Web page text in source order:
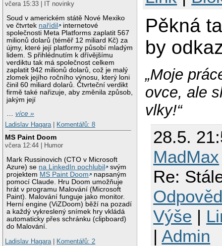
včera 15:33 | IT novinky
Soud v americkém státě Nové Mexiko
ve čtvrtek nařídil
internetové
společnosti Meta Platforms zaplatit 567
milionů dolarů (téměř 12 miliard Kč) za
újmy, které její platformy působí mladým
lidem. S přihlédnutím k dřívějšímu
verdiktu tak má společnost celkem
zaplatit 942 milionů dolarů, což je malý
zlomek jejího ročního výnosu, který loni
činil 60 miliard dolarů. Čtvrteční verdikt
firmě také nařizuje, aby změnila způsob,
jakým její
…více »
Ladislav Hagara
Komentářů: 8
MS Paint Doom
včera 12:44 | Humor
Mark Russinovich (CTO v Microsoft
Azure) se na LinkedIn pochlubil
svým
projektem MS Paint Doom
napsaným
pomocí Claude. Hru Doom umožňuje
hrát v programu Malování (Microsoft
Paint). Malování funguje jako monitor.
Herní engine (ViZDoom) běží na pozadí
a každý vykreslený snímek hry vkládá
automaticky přes schránku (clipboard)
do Malování.
Ladislav Hagara
Komentářů: 2
Pěkná
by
„Moje
ovce, ale
vlky!“
28.5.
MadMax
Re:
Výše |
|Admin